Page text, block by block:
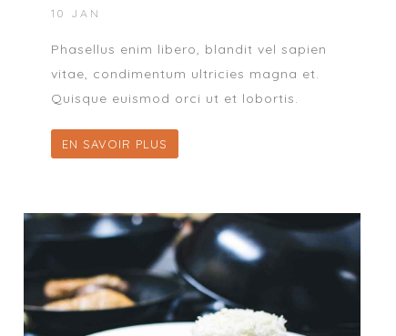
10 JAN
Phasellus enim libero, blandit vel sapien
vitae, condimentum ultricies magna et.
Quisque euismod orci ut et lobortis.
EN SAVOIR PLUS